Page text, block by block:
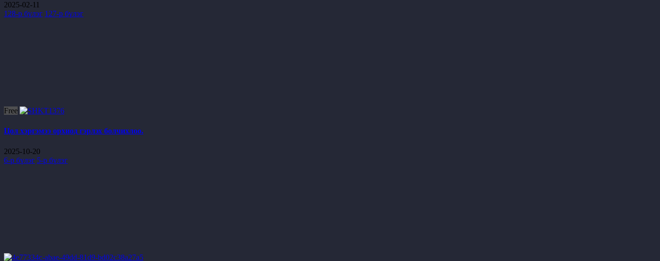
2025-02-11
128-р бүлэг 127-р бүлэг
Free
Цол хэргэмээ орхиод гэрлэх болчихлоо.
2025-10-20
6-р бүлэг 5-р бүлэг